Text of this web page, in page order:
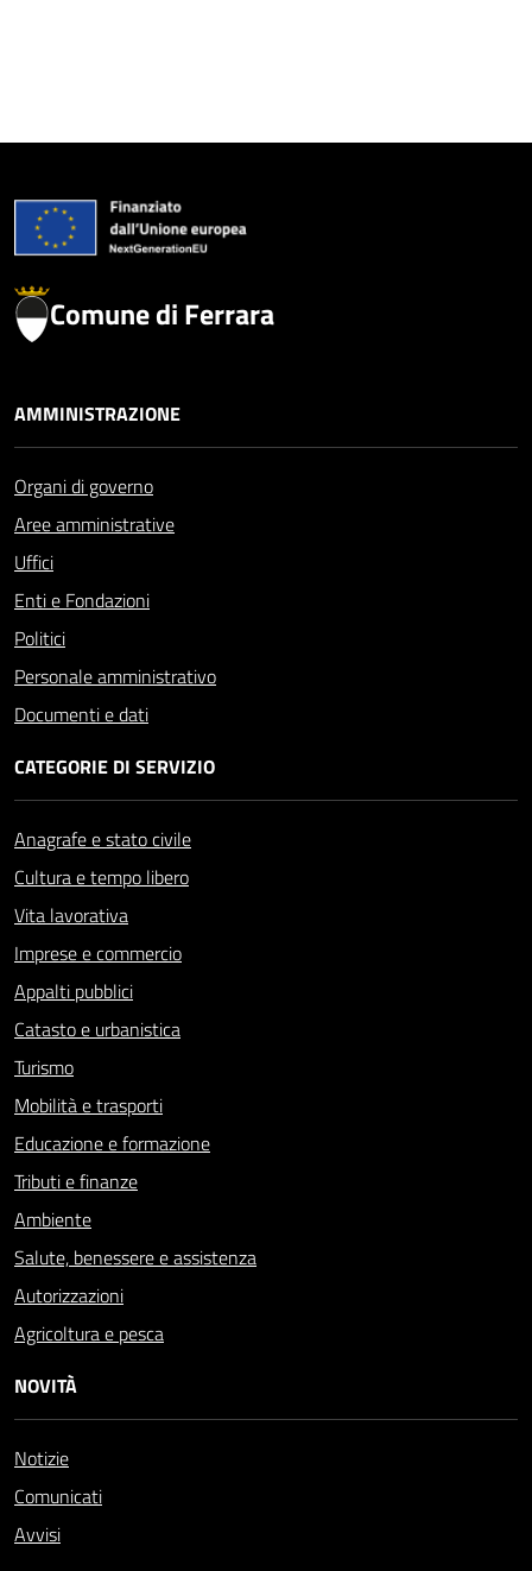
Comune di Ferrara
AMMINISTRAZIONE
Organi di governo
Aree amministrative
Uffici
Enti e Fondazioni
Politici
Personale amministrativo
Documenti e dati
CATEGORIE DI SERVIZIO
Anagrafe e stato civile
Cultura e tempo libero
Vita lavorativa
Imprese e commercio
Appalti pubblici
Catasto e urbanistica
Turismo
Mobilità e trasporti
Educazione e formazione
Tributi e finanze
Ambiente
Salute, benessere e assistenza
Autorizzazioni
Agricoltura e pesca
NOVITÀ
Notizie
Comunicati
Avvisi